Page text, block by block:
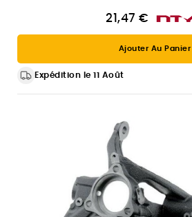
21,47 €
Ajouter Au Panier
Expédition le 11 Août